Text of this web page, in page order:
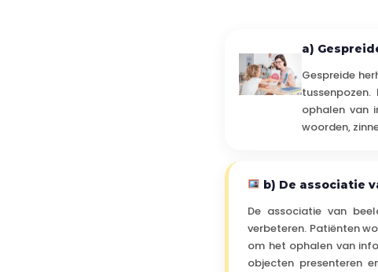
a)
Gespreide
ophalen van
woorden,
b) De associatie
De associatie van
verbeteren. Patiënten
om het ophalen van
objecten presenteren